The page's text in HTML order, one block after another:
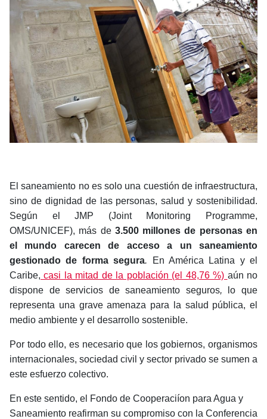
El saneamiento no es solo una cuestión de infraestructura,
sino de dignidad de las personas, salud y sostenibilidad.
Según el JMP (Joint Monitoring Programme,
OMS/UNICEF), más de3.500 millones de personas en
el mundo carecen de acceso a un saneamiento
gestionado de forma segura.
En América Latina y el
Caribe, casi la mitad de la población (el 48,76 %) aún no
dispone de servicios de saneamiento seguros,
lo que
representa una grave amenaza para la salud pública, el
medio ambiente y el desarrollo sostenible.
Por todo ello, es necesario que los gobiernos, organismos
internacionales, sociedad civil y sector privado se sumen a
este esfuerzo colectivo.
En este sentido, el Fondo de Cooperaciíon para Agua y
Saneamiento reafirman su compromiso con la Conferencia